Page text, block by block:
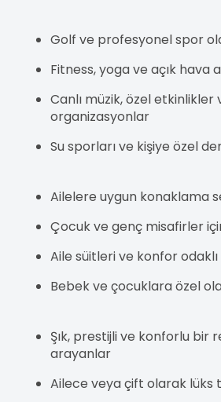
Golf ve profesyonel spor
Fitness, yoga ve açık hava
Canlı müzik, özel etkinlikler
organizasyonlar
Su sporları ve kişiye özel
Ailelere uygun konaklama
Çocuk ve genç misafirler
Aile süitleri ve konfor odaklı
Bebek ve çocuklara özel
Şık, prestijli ve konforlu bir
arayanlar
Ailece veya çift olarak